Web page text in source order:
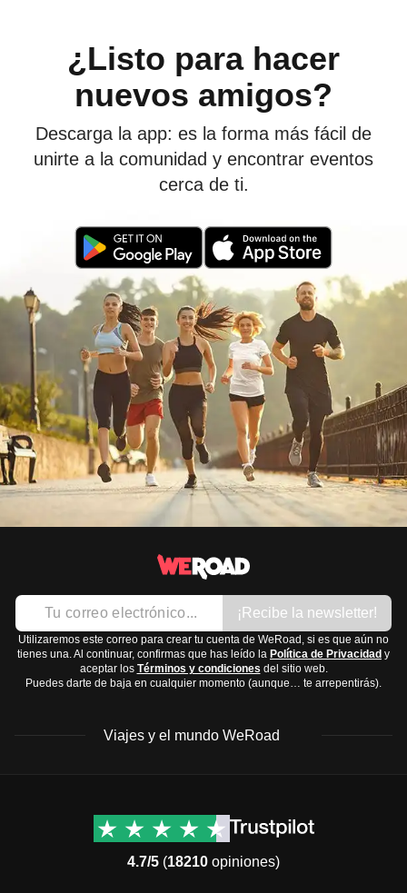
¿Listo para hacer
nuevos amigos?
Descarga la app: es la forma más fácil de
unirte a la comunidad y encontrar eventos
cerca de ti.
¡Recibe la newsletter!
Utilizaremos este correo para crear tu cuenta de WeRoad, si es que aún no
tienes una. Al continuar, confirmas que has leído la Política de Privacidad y
aceptar los Términos y condiciones del sitio web.
Puedes darte de baja en cualquier momento (aunque… te arrepentirás).
Viajes y el mundo WeRoad
América del Norte
Contacto
Términos y condiciones
4.7/5 (18210 opiniones)